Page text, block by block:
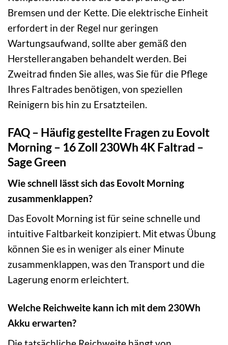
Bremsen und der Kette. Die elektrische Einheit
erfordert in der Regel nur geringen
Wartungsaufwand, sollte aber gemäß den
Herstellerangaben behandelt werden. Bei
Zweitrad finden Sie alles, was Sie für die Pflege
Ihres Faltrades benötigen, von speziellen
Reinigern bis hin zu Ersatzteilen.
FAQ – Häufig gestellte Fragen zu Eovolt
Morning – 16 Zoll 230Wh 4K Faltrad –
Sage Green
Wie schnell lässt sich das Eovolt Morning
zusammenklappen?
Das Eovolt Morning ist für seine schnelle und
intuitive Faltbarkeit konzipiert. Mit etwas Übung
können Sie es in weniger als einer Minute
zusammenklappen, was den Transport und die
Lagerung enorm erleichtert.
Welche Reichweite kann ich mit dem 230Wh
Akku erwarten?